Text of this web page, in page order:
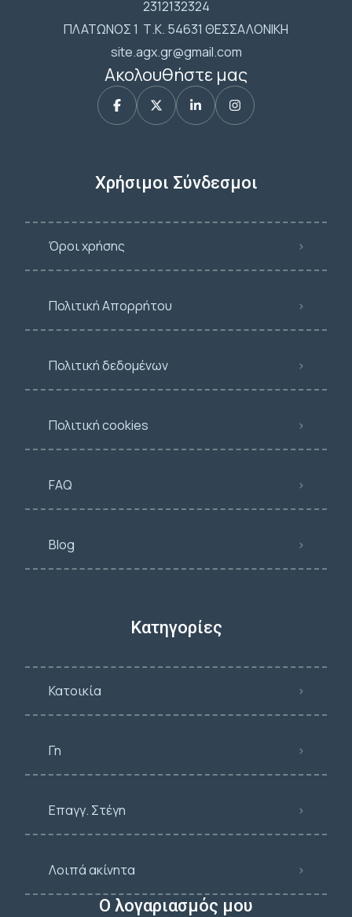
2312132324
ΠΛΑΤΩΝΟΣ 1 Τ.Κ. 54631 ΘΕΣΣΑΛΟΝΙΚΗ
site.agx.gr@gmail.com
Ακολουθήστε μας
Χρήσιμοι Σύνδεσμοι
Όροι χρήσης
Πολιτική Απορρήτου
Πολιτική δεδομένων
Πολιτική cookies
FAQ
Blog
Κατηγορίες
Κατοικία
Γη
Επαγγ. Στέγη
Λοιπά ακίνητα
Ο λογαριασμός μου